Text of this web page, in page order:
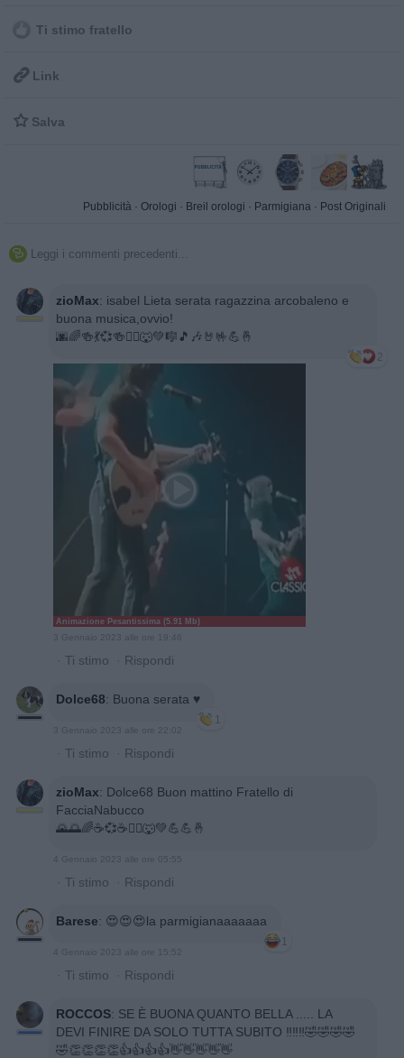
Ti stimo fratello
 Link
 Salva
Pubblicità · Orologi · Breil orologi · Parmigiana · Post Originali
 Leggi i commenti precedenti...
zioMax: isabel Lieta serata ragazzina arcobaleno e
buona musica,ovvio!
🌆🌈🍻💃💞🍻🏃‍♂️🐺💚🎼🎵🎶🤘🤟💪🤞
2
Animazione Pesantissima (5.91 Mb)
3 Gennaio 2023 alle ore 19:46
· Ti stimo · Rispondi
Dolce68: Buona serata ♥️
1
3 Gennaio 2023 alle ore 22:02
· Ti stimo · Rispondi
zioMax: Dolce68 Buon mattino Fratello di
FacciaNabucco
🌄🌅🌈☕💞☕🏃‍♂️🐺💚💪💪🤞
4 Gennaio 2023 alle ore 05:55
· Ti stimo · Rispondi
Barese: 😍😍😍la parmigianaaaaaaa
1
4 Gennaio 2023 alle ore 15:52
· Ti stimo · Rispondi
ROCCOS: SE È BUONA QUANTO BELLA ..... LA
DEVI FINIRE DA SOLO TUTTA SUBITO ‼️‼️‼️🤣🤣🤣🤣
🤣👏👏👏👏👍👍👍👍👋👋👋👋👋